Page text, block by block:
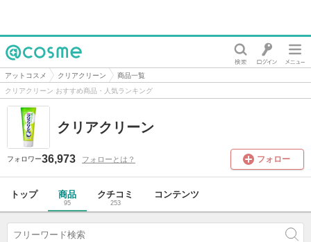
@cosme
アットコスメ クリアクリーン
商品一覧
クリアクリーン おすすめ商品・人気ランキング
クリアクリーン
フォロワー36,973 フォローとは？ フォロー
トップ 商品
95
クチコミ
253
コンテンツ